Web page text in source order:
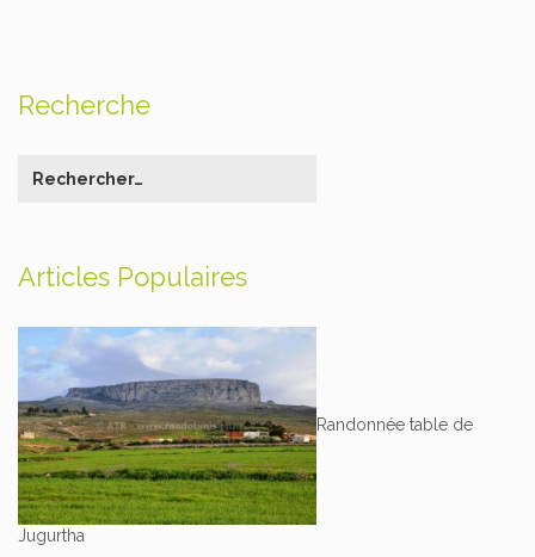
Recherche
Articles Populaires
Randonnée table de
Jugurtha